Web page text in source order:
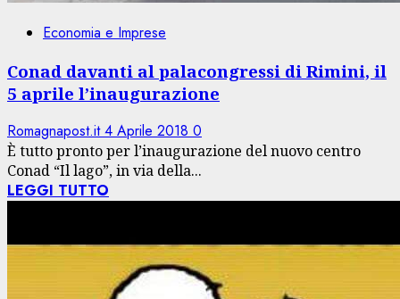
Economia e Imprese
Conad davanti al palacongressi di Rimini, il
5 aprile l’inaugurazione
Romagnapost.it4 Aprile 2018 0
È tutto pronto per l’inaugurazione del nuovo centro
Conad “Il lago”, in via della...
LEGGI TUTTO